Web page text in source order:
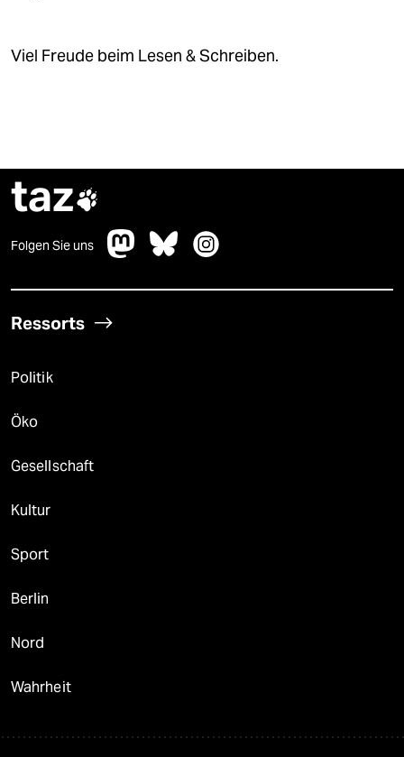
Viel Freude beim Lesen & Schreiben.
taz
Folgen Sie uns
Ressorts
Politik
Öko
Gesellschaft
Kultur
Sport
Berlin
Nord
Wahrheit